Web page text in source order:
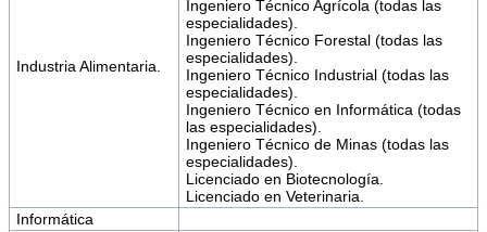
Industria Alimentaria.
Ingeniero Técnico Agrícola (todas las
especialidades).
Ingeniero Técnico Forestal (todas las
especialidades).
Ingeniero Técnico Industrial (todas las
especialidades).
Ingeniero Técnico en Informática (todas
las especialidades).
Ingeniero Técnico de Minas (todas las
especialidades).
Licenciado en Biotecnología.
Licenciado en Veterinaria.
Informática